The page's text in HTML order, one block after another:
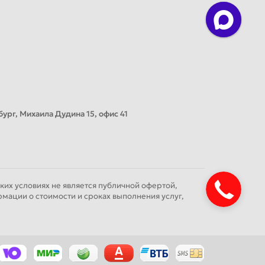
Михаила Дудина 15, офис 41
условиях не является публичной офертой,
о стоимости и сроках выполнения услуг,